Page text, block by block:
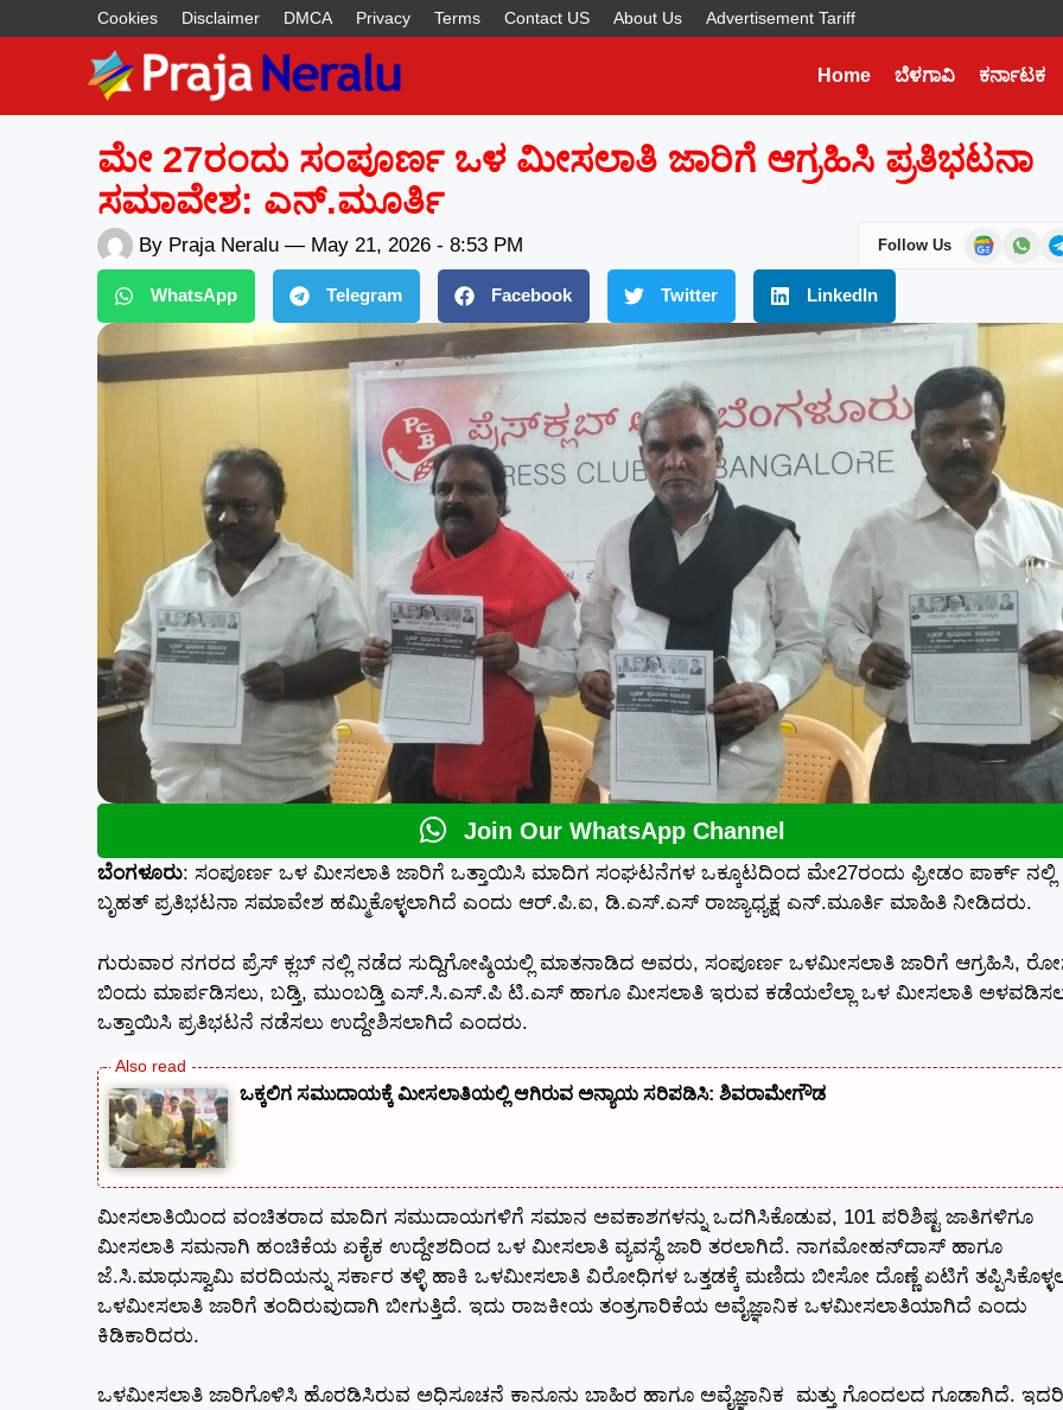
Cookies Disclaimer DMCA Privacy Terms Contact US About Us Advertisement Tariff
Home ಬೆಳಗಾವಿ ಕರ್ನಾಟಕ
ಮೇ 27ರಂದು ಸಂಪೂರ್ಣ ಒಳ ಮೀಸಲಾತಿ ಜಾರಿಗೆ ಆಗ್ರಹಿಸಿ ಪ್ರತಿಭಟನಾ
ಸಮಾವೇಶ: ಎನ್.ಮೂರ್ತಿ
By Praja Neralu — May 21, 2026 - 8:53 PM Follow Us
WhatsApp Telegram Facebook Twitter LinkedIn
Join Our WhatsApp Channel
ಬೆಂಗಳೂರು: ಸಂಪೂರ್ಣ ಒಳ ಮೀಸಲಾತಿ ಜಾರಿಗೆ ಒತ್ತಾಯಿಸಿ ಮಾದಿಗ ಸಂಘಟನೆಗಳ ಒಕ್ಕೂಟದಿಂದ ಮೇ27ರಂದು ಫ್ರೀಡಂ ಪಾರ್ಕ್ ನಲ್ಲಿ
ಬೃಹತ್ ಪ್ರತಿಭಟನಾ ಸಮಾವೇಶ ಹಮ್ಮಿಕೊಳ್ಳಲಾಗಿದೆ ಎಂದು ಆರ್.ಪಿ.ಐ, ಡಿ.ಎಸ್.ಎಸ್ ರಾಜ್ಯಾಧ್ಯಕ್ಷ ಎನ್.ಮೂರ್ತಿ ಮಾಹಿತಿ ನೀಡಿದರು.
ಗುರುವಾರ ನಗರದ ಪ್ರೆಸ್ ಕ್ಲಬ್ ನಲ್ಲಿ ನಡೆದ ಸುದ್ದಿಗೋಷ್ಠಿಯಲ್ಲಿ ಮಾತನಾಡಿದ ಅವರು, ಸಂಪೂರ್ಣ ಒಳಮೀಸಲಾತಿ ಜಾರಿಗೆ ಆಗ್ರಹಿಸಿ,
ಬಿಂದು ಮಾರ್ಪಡಿಸಲು, ಬಡ್ತಿ, ಮುಂಬಡ್ತಿ ಎಸ್.ಸಿ.ಎಸ್.ಪಿ ಟಿ.ಎಸ್ ಹಾಗೂ ಮೀಸಲಾತಿ ಇರುವ ಕಡೆಯಲೆಲ್ಲಾ ಒಳ ಮೀಸಲಾತಿ
ಒತ್ತಾಯಿಸಿ ಪ್ರತಿಭಟನೆ ನಡೆಸಲು ಉದ್ದೇಶಿಸಲಾಗಿದೆ ಎಂದರು.
ಒಕ್ಕಲಿಗ ಸಮುದಾಯಕ್ಕೆ ಮೀಸಲಾತಿಯಲ್ಲಿ ಆಗಿರುವ ಅನ್ಯಾಯ ಸರಿಪಡಿಸಿ: ಶಿವರಾಮೇಗೌಡ
ಮೀಸಲಾತಿಯಿಂದ ವಂಚಿತರಾದ ಮಾದಿಗ ಸಮುದಾಯಗಳಿಗೆ ಸಮಾನ ಅವಕಾಶಗಳನ್ನು ಒದಗಿಸಿಕೊಡುವ, 101 ಪರಿಶಿಷ್ಟ ಜಾತಿಗಳಿಗೂ
ಮೀಸಲಾತಿ ಸಮನಾಗಿ ಹಂಚಿಕೆಯ ಏಕೈಕ ಉದ್ದೇಶದಿಂದ ಒಳ ಮೀಸಲಾತಿ ವ್ಯವಸ್ಥೆ ಜಾರಿ ತರಲಾಗಿದೆ. ನಾಗಮೋಹನ್‌ದಾಸ್ ಹಾಗೂ
ಜೆ.ಸಿ.ಮಾಧುಸ್ವಾಮಿ ವರದಿಯನ್ನು ಸರ್ಕಾರ ತಳ್ಳಿ ಹಾಕಿ ಒಳಮೀಸಲಾತಿ ವಿರೋಧಿಗಳ ಒತ್ತಡಕ್ಕೆ ಮಣಿದು ಬೀಸೋ ದೊಣ್ಣೆ ಏಟಿಗೆ
ಒಳಮೀಸಲಾತಿ ಜಾರಿಗೆ ತಂದಿರುವುದಾಗಿ ಬೀಗುತ್ತಿದೆ. ಇದು ರಾಜಕೀಯ ತಂತ್ರಗಾರಿಕೆಯ ಅವೈಜ್ಞಾನಿಕ ಒಳಮೀಸಲಾತಿಯಾಗಿದೆ ಎಂದು
ಕಿಡಿಕಾರಿದರು.
ಒಳಮೀಸಲಾತಿ ಜಾರಿಗೊಳಿಸಿ ಹೊರಡಿಸಿರುವ ಅಧಿಸೂಚನೆ ಕಾನೂನು ಬಾಹಿರ ಹಾಗೂ ಅವೈಜ್ಞಾನಿಕ ‌ ಮತ್ತು ಗೊಂದಲದ ಗೂಡಾಗಿದೆ.
WhatsApp Later
Don’t Miss Out! Join Our
Get the latest news, updates, and exclusive
content delivered straight to your WhatsApp.
Join Now
Powered By KhushiHost